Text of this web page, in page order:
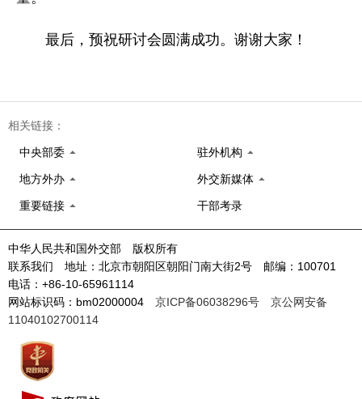
最后，预祝研讨会圆满成功。谢谢大家！
相关链接：
中央部委 驻外机构
地方外办 外交新媒体
重要链接 干部考录
中华人民共和国外交部 版权所有
联系我们 地址：北京市朝阳区朝阳门南大街2号 邮编：100701
电话：+86-10-65961114
网站标识码：bm02000004 京ICP备06038296号
京公网安备
11040102700114